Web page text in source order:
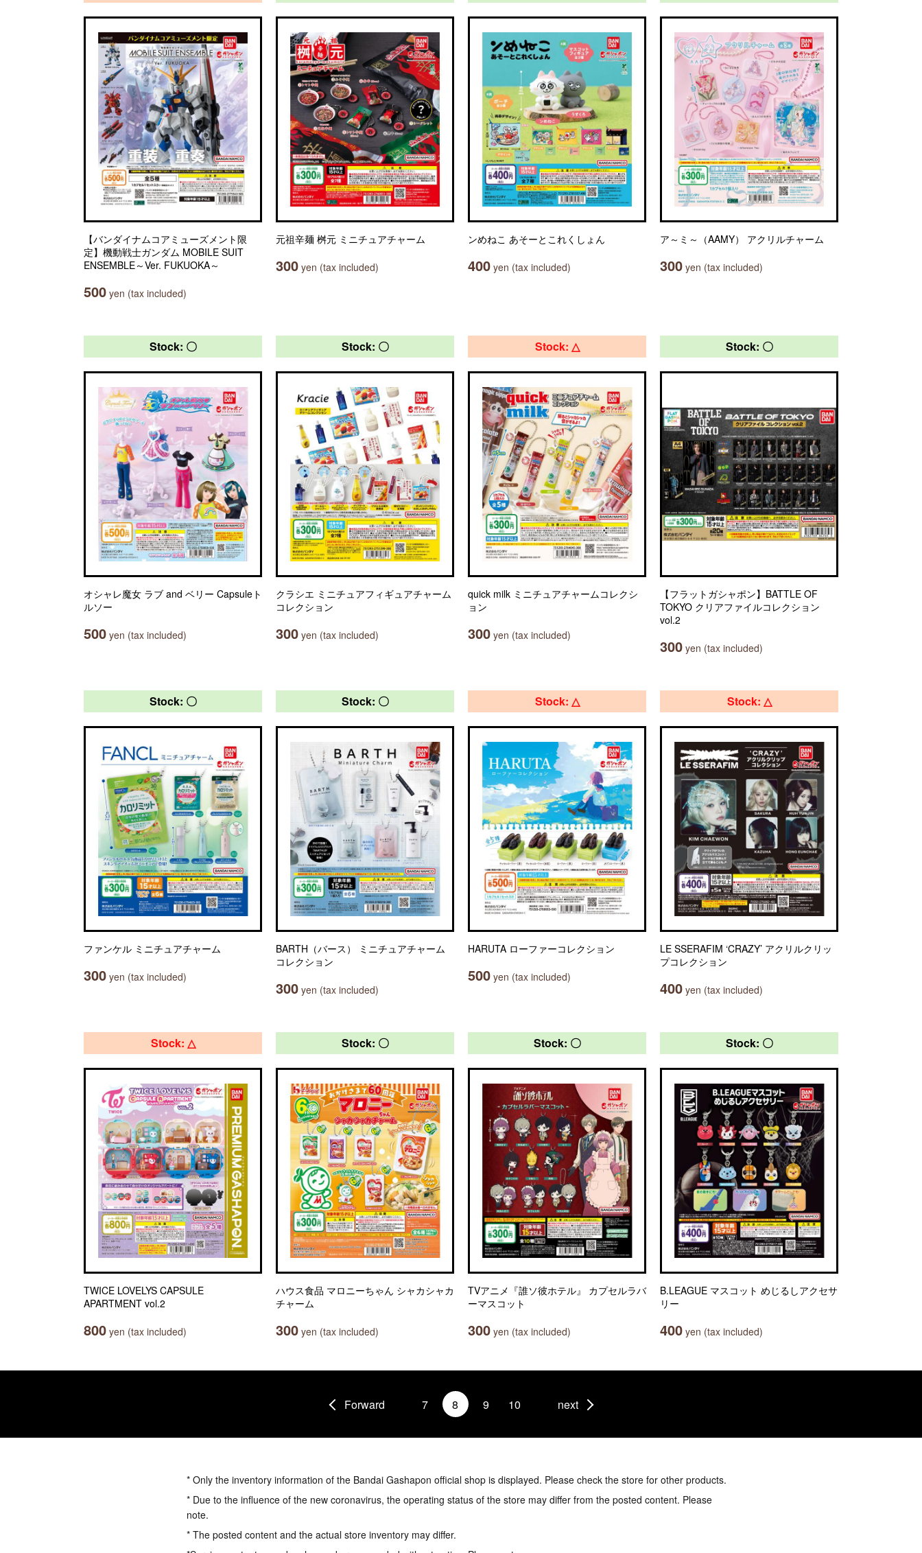
【バンダイナムコアミューズメント限
定】機動戦士ガンダム MOBILE SUIT
ENSEMBLE～Ver. FUKUOKA～
500 yen (tax included)
元祖辛麺 桝元 ミニチュアチャーム
300 yen (tax included)
ンめねこ あそーとこれくしょん
400 yen (tax included)
ア～ミ～（AAMY） アクリルチャーム
300 yen (tax included)
Stock: 〇
オシャレ魔女 ラブ and ベリー Capsuleト
ルソー
500 yen (tax included)
Stock: 〇
クラシエ ミニチュアフィギュアチャーム
コレクション
300 yen (tax included)
Stock: △
quick milk ミニチュアチャームコレクシ
ョン
300 yen (tax included)
Stock: 〇
【フラットガシャポン】BATTLE OF
TOKYO クリアファイルコレクション
vol.2
300 yen (tax included)
Stock: 〇
ファンケル ミニチュアチャーム
300 yen (tax included)
Stock: 〇
BARTH（バース） ミニチュアチャーム
コレクション
300 yen (tax included)
Stock: △
HARUTA ローファーコレクション
500 yen (tax included)
Stock: △
LE SSERAFIM ‘CRAZY’ アクリルクリッ
プコレクション
400 yen (tax included)
Stock: △
TWICE LOVELYS CAPSULE
APARTMENT vol.2
800 yen (tax included)
Stock: 〇
ハウス食品 マロニーちゃん シャカシャカ
チャーム
300 yen (tax included)
Stock: 〇
TVアニメ『誰ソ彼ホテル』 カプセルラバ
ーマスコット
300 yen (tax included)
Stock: 〇
B.LEAGUE マスコット めじるしアクセサ
リー
400 yen (tax included)
Forward 7 8 9 10 next
* Only the inventory information of the Bandai Gashapon official shop is displayed. Please check the store for other products.
* Due to the influence of the new coronavirus, the operating status of the store may differ from the posted content. Please
note.
* The posted content and the actual store inventory may differ.